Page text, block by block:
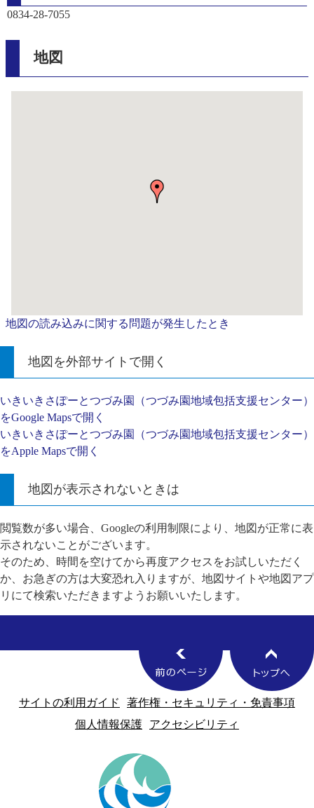
0834-28-7055
地図
地図の読み込みに関する問題が発生したとき
地図を外部サイトで開く
いきいきさぽーとつづみ園（つづみ園地域包括支援センター）
をGoogle Mapsで開く
いきいきさぽーとつづみ園（つづみ園地域包括支援センター）
をApple Mapsで開く
地図が表示されないときは
閲覧数が多い場合、Googleの利用制限により、地図が正常に表
示されないことがございます。
そのため、時間を空けてから再度アクセスをお試しいただく
か、お急ぎの方は大変恐れ入りますが、地図サイトや地図アプ
リにて検索いただきますようお願いいたします。
サイトの利用ガイド
著作権・セキュリティ・免責事項
個人情報保護
アクセシビリティ